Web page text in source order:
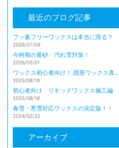
最近のブログ記事
フッ素フリーワックスは本当に滑る？
2026/07/09
今時期の黄砂・汚れ雪対策！
2026/05/01
ワックス初心者向け！ 固形ワックス直...
2025/08/18
初心者向け リキッドワックス施工編
2025/08/18
春雪・悪雪対応ワックスの決定版！！
2024/02/22
アーカイブ